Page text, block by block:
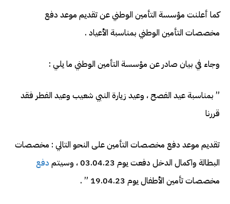
كما أعلنت مؤسسة التأمين الوطني عن تقديم موعد دفع
مخصصات التأمين الوطني بمناسبة الأعياد .
وجاء في بيان صادر عن مؤسسة التأمين الوطني ما يلي :
” بمناسبة عيد الفصح ، وعيد زيارة النبي شعيب وعيد الفطر فقد
قررنا
تقديم موعد دفع مخصصات التأمين على النحو التالي : مخصصات
البطالة واكمال الدخل دفعت يوم 03.04.23 ، وسيتم
دفع
مخصصات تأمين الأطفال يوم 19.04.23 ” .